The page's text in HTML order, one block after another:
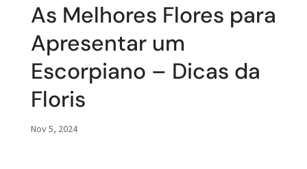
As Melhores Flores para
Apresentar um
Escorpiano – Dicas da
Floris
Nov 5, 2024